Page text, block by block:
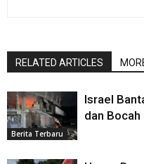
RELATED ARTICLES
Berita Terbaru
Israel
dan Bocah